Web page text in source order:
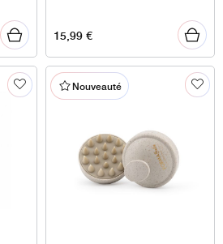
15,99€
Nouveauté